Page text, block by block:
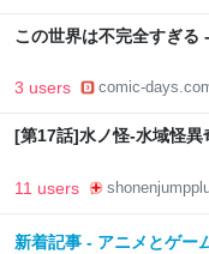
この世界は不完全すぎる
3 users comic-
[第17話]水ノ怪-水域怪
11 users
新着記事 - アニメとゲー